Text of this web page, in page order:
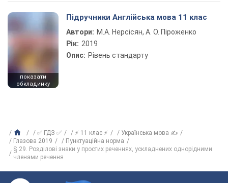
показати
обкладинку
Підручники Англійська мова 11 клас
Автори: М.А. Нерсісян, А. О. Піроженко
Рік: 2019
Опис: Рівень стандарту
✅ ГДЗ ✅ ⚡ 11 клас ⚡
Українська мова ✍
Глазова 2019
Пунктуаційна норма
§ 29. Розділові знаки у простих реченнях, ускладнених однорідними
членами речення